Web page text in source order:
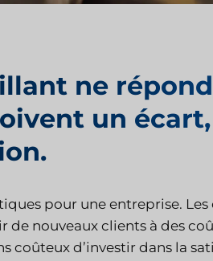
ne
un
pour une entreprise.
de nouveaux clients à des
coûteux d’investir dans la